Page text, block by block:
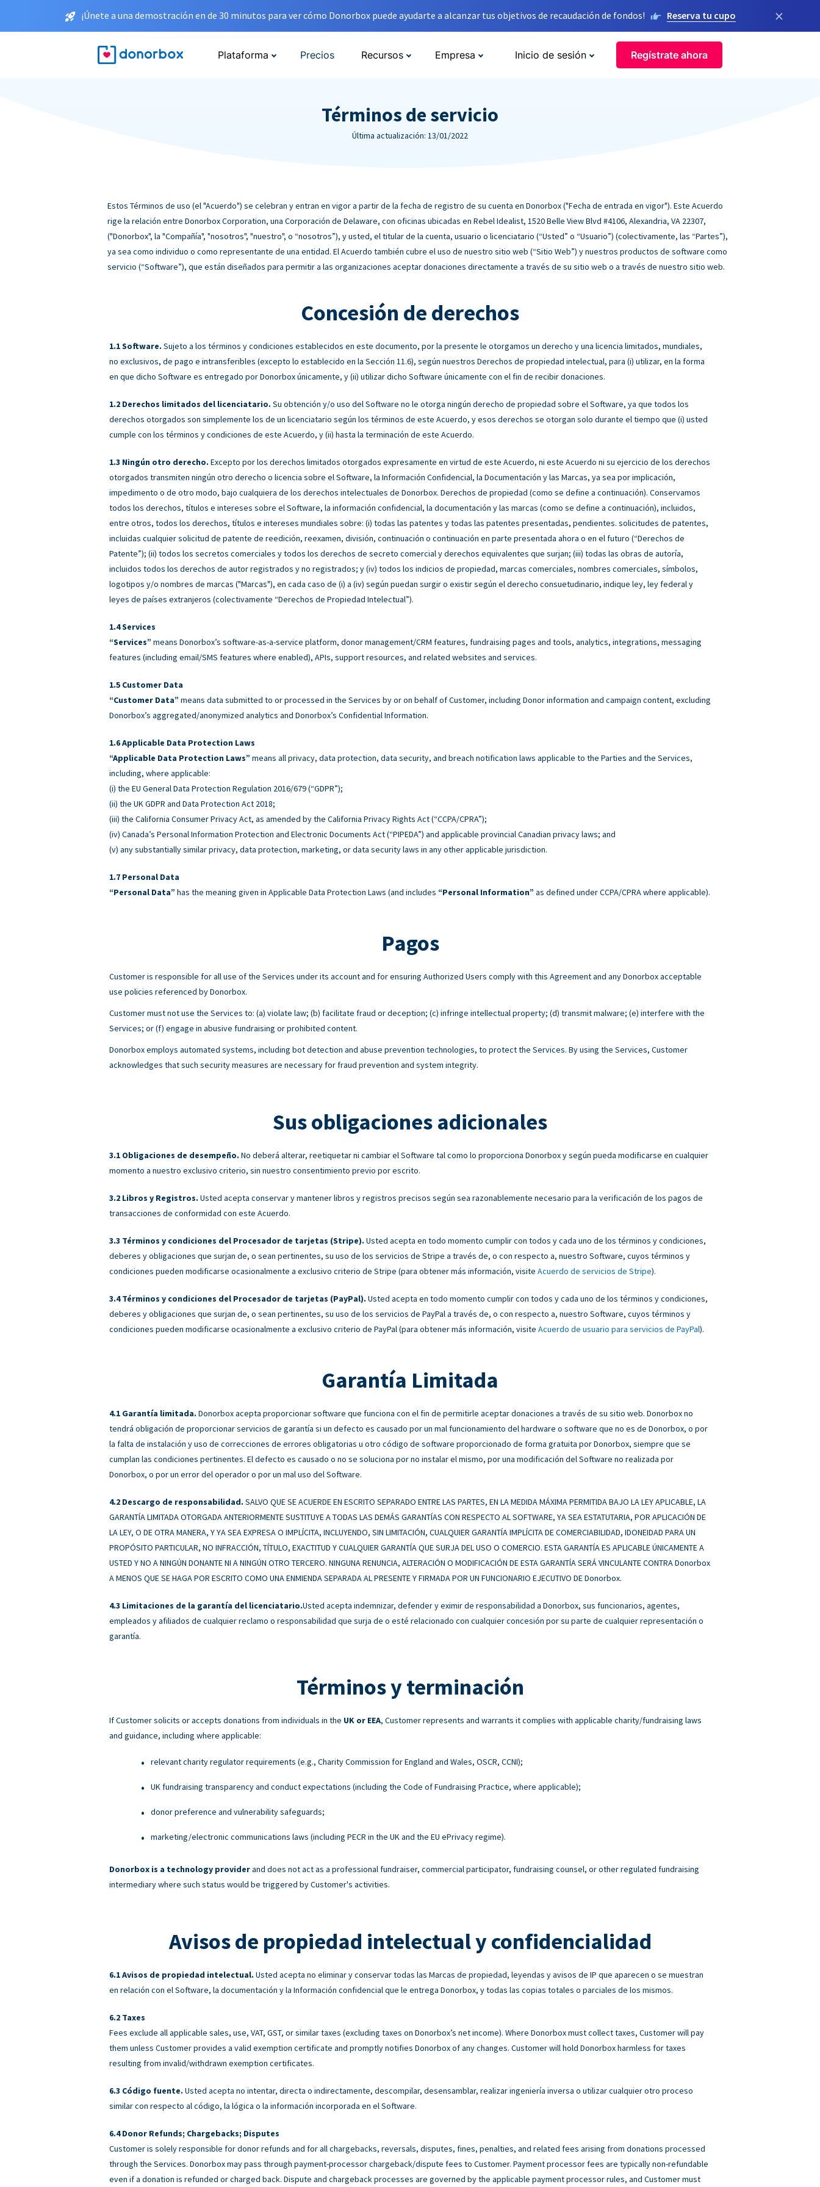
¡Únete a una demostración en de 30 minutos para ver cómo Donorbox puede ayudarte a alcanzar tus objetivos de recaudación de fondos! Reserva tu cupo ×
Plataforma Precios Recursos Empresa Inicio de sesión Regístrate ahora
Términos de servicio
Última actualización: 13/01/2022
Estos Términos de uso (el "Acuerdo") se celebran y entran en vigor a partir de la fecha de registro de su cuenta en Donorbox ("Fecha de entrada en vigor"). Este Acuerdo
rige la relación entre Donorbox Corporation, una Corporación de Delaware, con oficinas ubicadas en Rebel Idealist, 1520 Belle View Blvd #4106, Alexandria, VA 22307,
("Donorbox", la "Compañía", "nosotros", "nuestro", o “nosotros”), y usted, el titular de la cuenta, usuario o licenciatario (“Usted” o “Usuario”) (colectivamente, las “Partes”),
ya sea como individuo o como representante de una entidad. El Acuerdo también cubre el uso de nuestro sitio web (“Sitio Web”) y nuestros productos de software como
servicio (“Software”), que están diseñados para permitir a las organizaciones aceptar donaciones directamente a través de su sitio web o a través de nuestro sitio web.
Concesión de derechos
Software. Sujeto a los términos y condiciones establecidos en este documento, por la presente le otorgamos un derecho y una licencia limitados, mundiales,
no exclusivos, de pago e intransferibles (excepto lo establecido en la Sección 11.6), según nuestros Derechos de propiedad intelectual, para (i) utilizar, en la forma
en que dicho Software es entregado por Donorbox únicamente, y (ii) utilizar dicho Software únicamente con el fin de recibir donaciones.
Derechos limitados del licenciatario. Su obtención y/o uso del Software no le otorga ningún derecho de propiedad sobre el Software, ya que todos los
derechos otorgados son simplemente los de un licenciatario según los términos de este Acuerdo, y esos derechos se otorgan solo durante el tiempo que (i) usted
cumple con los términos y condiciones de este Acuerdo, y (ii) hasta la terminación de este Acuerdo.
Ningún otro derecho. Excepto por los derechos limitados otorgados expresamente en virtud de este Acuerdo, ni este Acuerdo ni su ejercicio de los derechos
otorgados transmiten ningún otro derecho o licencia sobre el Software, la Información Confidencial, la Documentación y las Marcas, ya sea por implicación,
impedimento o de otro modo, bajo cualquiera de los derechos intelectuales de Donorbox. Derechos de propiedad (como se define a continuación). Conservamos
todos los derechos, títulos e intereses sobre el Software, la información confidencial, la documentación y las marcas (como se define a continuación), incluidos,
entre otros, todos los derechos, títulos e intereses mundiales sobre: (i) todas las patentes y todas las patentes presentadas, pendientes. solicitudes de patentes,
incluidas cualquier solicitud de patente de reedición, reexamen, división, continuación o continuación en parte presentada ahora o en el futuro (“Derechos de
Patente”); (ii) todos los secretos comerciales y todos los derechos de secreto comercial y derechos equivalentes que surjan; (iii) todas las obras de autoría,
incluidos todos los derechos de autor registrados y no registrados; y (iv) todos los indicios de propiedad, marcas comerciales, nombres comerciales, símbolos,
logotipos y/o nombres de marcas ("Marcas"), en cada caso de (i) a (iv) según puedan surgir o existir según el derecho consuetudinario, indique ley, ley federal y
leyes de países extranjeros (colectivamente “Derechos de Propiedad Intelectual”).
Services
“Services” means Donorbox’s software-as-a-service platform, donor management/CRM features, fundraising pages and tools, analytics, integrations, messaging
features (including email/SMS features where enabled), APIs, support resources, and related websites and services.
Customer Data
“Customer Data” means data submitted to or processed in the Services by or on behalf of Customer, including Donor information and campaign content, excluding
Donorbox’s aggregated/anonymized analytics and Donorbox’s Confidential Information.
Applicable Data Protection Laws
“Applicable Data Protection Laws” means all privacy, data protection, data security, and breach notification laws applicable to the Parties and the Services,
including, where applicable:
(i) the EU General Data Protection Regulation 2016/679 (“GDPR”);
(ii) the UK GDPR and Data Protection Act 2018;
(iii) the California Consumer Privacy Act, as amended by the California Privacy Rights Act (“CCPA/CPRA”);
(iv) Canada’s Personal Information Protection and Electronic Documents Act (“PIPEDA”) and applicable provincial Canadian privacy laws; and
(v) any substantially similar privacy, data protection, marketing, or data security laws in any other applicable jurisdiction.
Personal Data
“Personal Data” has the meaning given in Applicable Data Protection Laws (and includes “Personal Information” as defined under CCPA/CPRA where applicable).
Pagos
Customer is responsible for all use of the Services under its account and for ensuring Authorized Users comply with this Agreement and any Donorbox acceptable
use policies referenced by Donorbox.
Customer must not use the Services to: (a) violate law; (b) facilitate fraud or deception; (c) infringe intellectual property; (d) transmit malware; (e) interfere with the
Services; or (f) engage in abusive fundraising or prohibited content.
Donorbox employs automated systems, including bot detection and abuse prevention technologies, to protect the Services. By using the Services, Customer
acknowledges that such security measures are necessary for fraud prevention and system integrity.
Sus obligaciones adicionales
Obligaciones de desempeño. No deberá alterar, reetiquetar ni cambiar el Software tal como lo proporciona Donorbox y según pueda modificarse en cualquier
momento a nuestro exclusivo criterio, sin nuestro consentimiento previo por escrito.
Libros y Registros. Usted acepta conservar y mantener libros y registros precisos según sea razonablemente necesario para la verificación de los pagos de
transacciones de conformidad con este Acuerdo.
Términos y condiciones del Procesador de tarjetas (Stripe). Usted acepta en todo momento cumplir con todos y cada uno de los términos y condiciones,
deberes y obligaciones que surjan de, o sean pertinentes, su uso de los servicios de Stripe a través de, o con respecto a, nuestro Software, cuyos términos y
condiciones pueden modificarse ocasionalmente a exclusivo criterio de Stripe (para obtener más información, visite Acuerdo de servicios de Stripe).
Términos y condiciones del Procesador de tarjetas (PayPal). Usted acepta en todo momento cumplir con todos y cada uno de los términos y condiciones,
deberes y obligaciones que surjan de, o sean pertinentes, su uso de los servicios de PayPal a través de, o con respecto a, nuestro Software, cuyos términos y
condiciones pueden modificarse ocasionalmente a exclusivo criterio de PayPal (para obtener más información, visite Acuerdo de usuario para servicios de PayPal).
Garantía Limitada
Garantía limitada. Donorbox acepta proporcionar software que funciona con el fin de permitirle aceptar donaciones a través de su sitio web. Donorbox no
tendrá obligación de proporcionar servicios de garantía si un defecto es causado por un mal funcionamiento del hardware o software que no es de Donorbox, o por
la falta de instalación y uso de correcciones de errores obligatorias u otro código de software proporcionado de forma gratuita por Donorbox, siempre que se
cumplan las condiciones pertinentes. El defecto es causado o no se soluciona por no instalar el mismo, por una modificación del Software no realizada por
Donorbox, o por un error del operador o por un mal uso del Software.
Descargo de responsabilidad. SALVO QUE SE ACUERDE EN ESCRITO SEPARADO ENTRE LAS PARTES, EN LA MEDIDA MÁXIMA PERMITIDA BAJO LA LEY APLICABLE, LA
GARANTÍA LIMITADA OTORGADA ANTERIORMENTE SUSTITUYE A TODAS LAS DEMÁS GARANTÍAS CON RESPECTO AL SOFTWARE, YA SEA ESTATUTARIA, POR APLICACIÓN DE
LA LEY, O DE OTRA MANERA, Y YA SEA EXPRESA O IMPLÍCITA, INCLUYENDO, SIN LIMITACIÓN, CUALQUIER GARANTÍA IMPLÍCITA DE COMERCIABILIDAD, IDONEIDAD PARA UN
PROPÓSITO PARTICULAR, NO INFRACCIÓN, TÍTULO, EXACTITUD Y CUALQUIER GARANTÍA QUE SURJA DEL USO O COMERCIO. ESTA GARANTÍA ES APLICABLE ÚNICAMENTE A
USTED Y NO A NINGÚN DONANTE NI A NINGÚN OTRO TERCERO. NINGUNA RENUNCIA, ALTERACIÓN O MODIFICACIÓN DE ESTA GARANTÍA SERÁ VINCULANTE CONTRA Donorbox
A MENOS QUE SE HAGA POR ESCRITO COMO UNA ENMIENDA SEPARADA AL PRESENTE Y FIRMADA POR UN FUNCIONARIO EJECUTIVO DE Donorbox.
Limitaciones de la garantía del licenciatario.Usted acepta indemnizar, defender y eximir de responsabilidad a Donorbox, sus funcionarios, agentes,
empleados y afiliados de cualquier reclamo o responsabilidad que surja de o esté relacionado con cualquier concesión por su parte de cualquier representación o
garantía.
Términos y terminación
If Customer solicits or accepts donations from individuals in the UK or EEA, Customer represents and warrants it complies with applicable charity/fundraising laws
and guidance, including where applicable:
relevant charity regulator requirements (e.g., Charity Commission for England and Wales, OSCR, CCNI);
UK fundraising transparency and conduct expectations (including the Code of Fundraising Practice, where applicable);
donor preference and vulnerability safeguards;
marketing/electronic communications laws (including PECR in the UK and the EU ePrivacy regime).
Donorbox is a technology providerand does not act as a professional fundraiser, commercial participator, fundraising counsel, or other regulated fundraising
intermediary where such status would be triggered by Customer's activities.
Avisos de propiedad intelectual y confidencialidad
Avisos de propiedad intelectual. Usted acepta no eliminar y conservar todas las Marcas de propiedad, leyendas y avisos de IP que aparecen o se muestran
en relación con el Software, la documentación y la Información confidencial que le entrega Donorbox, y todas las copias totales o parciales de los mismos.
Taxes
Fees exclude all applicable sales, use, VAT, GST, or similar taxes (excluding taxes on Donorbox’s net income). Where Donorbox must collect taxes, Customer will pay
them unless Customer provides a valid exemption certificate and promptly notifies Donorbox of any changes. Customer will hold Donorbox harmless for taxes
resulting from invalid/withdrawn exemption certificates.
Código fuente. Usted acepta no intentar, directa o indirectamente, descompilar, desensamblar, realizar ingeniería inversa o utilizar cualquier otro proceso
similar con respecto al código, la lógica o la información incorporada en el Software.
Donor Refunds; Chargebacks; Disputes
Customer is solely responsible for donor refunds and for all chargebacks, reversals, disputes, fines, penalties, and related fees arising from donations processed
through the Services. Donorbox may pass through payment-processor chargeback/dispute fees to Customer. Payment processor fees are typically non-refundable
even if a donation is refunded or charged back. Dispute and chargeback processes are governed by the applicable payment processor rules, and Customer must